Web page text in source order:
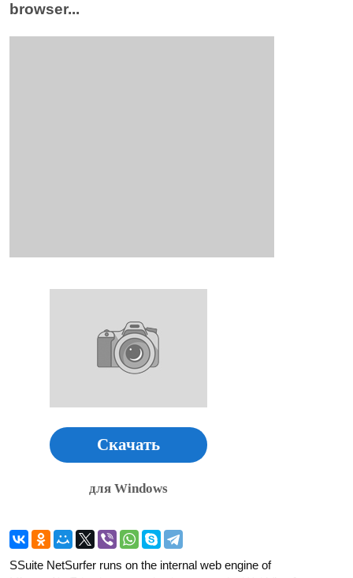
browser...
Скачать
для Windows
SSuite NetSurfer runs on the internal web engine of